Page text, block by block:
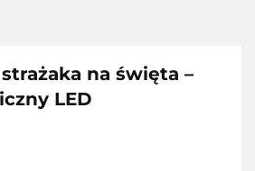
na święta –
LED